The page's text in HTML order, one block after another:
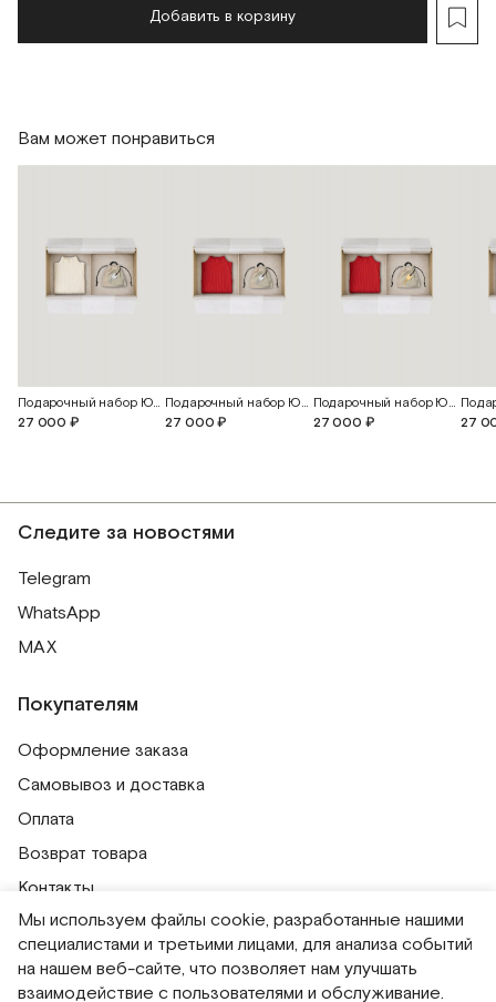
Добавить в корзину
Вам может понравиться
Подарочный набор Юна
27 000 ₽
Подарочный набор Юна
27 000 ₽
Подарочный набор Юна
27 000 ₽
27
Следите за новостями
Telegram
WhatsApp
MAX
Покупателям
Оформление заказа
Самовывоз и доставка
Оплата
Возврат товара
Контакты
Публичная оферта
Политика обработки персональных данных
Политика использования сессионных файлов
Мы используем файлы cookie, разработанные нашими
специалистами и третьими лицами, для анализа событий
на нашем веб-сайте, что позволяет нам улучшать
взаимодействие с пользователями и обслуживание.